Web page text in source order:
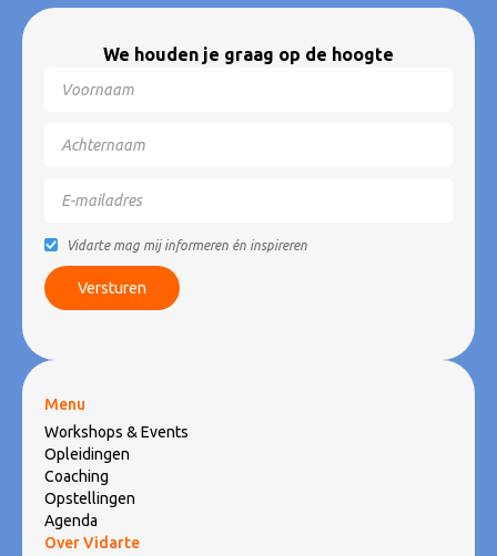
We houden je graag op de hoogte
Vidarte mag mij informeren én inspireren
Menu
Workshops & Events
Opleidingen
Coaching
Opstellingen
Agenda
Over Vidarte